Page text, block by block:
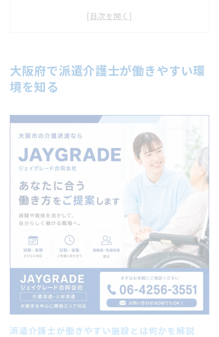
大阪で介護派遣の働きやすさを左右する要
派遣介護士が安心して働ける条件を見極め
る
派遣介護士が働きやすい施設選びのコツを
伝授
介護派遣会社ランキングを参考にする理由
派遣介護士が避けたい職場の特徴とは
派遣介護士最強の働き方を叶える求人の探
し方
大阪でおすすめされる介護派遣会社の選び
派遣介護士最強の働き方を大阪で実現するには
派遣介護士が働きやすい施設とは？理想の
勤務形態
介護派遣 大阪 日払い求人のメリットと注
意点
派遣介護士の働きやすさを高めるシフト活
大阪府で派遣介護士が働きやすい環
境を知る
派遣介護士が働きやすい施設とは何かを解説